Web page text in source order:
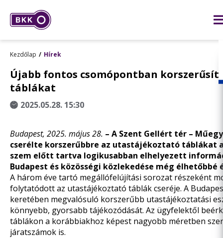
Kezdőlap Hírek
Újabb fontos csomópontban
táblákat
2025.05.28. 15:30
Budapest, 2025. május 28. – A Szent Gellért tér –
cserélte korszerűbbre az utastájékoztató táblákat
szem előtt tartva logikusabban elhelyezett
Budapest és közösségi közlekedése még élhetőbbé
A három éve tartó megállófelújítási sorozat részeként
folytatódott az utastájékoztató táblák cseréje. A
keretében megvalósuló korszerűbb utastájékoztatási
könnyebb, gyorsabb tájékozódását. Az ügyfelektől
táblákon a korábbiakhoz képest nagyobb méretben
járatszámok is.